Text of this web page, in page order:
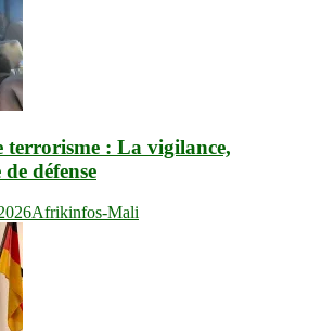
terrorisme : La vigilance,
défense
Afrikinfos-Mali